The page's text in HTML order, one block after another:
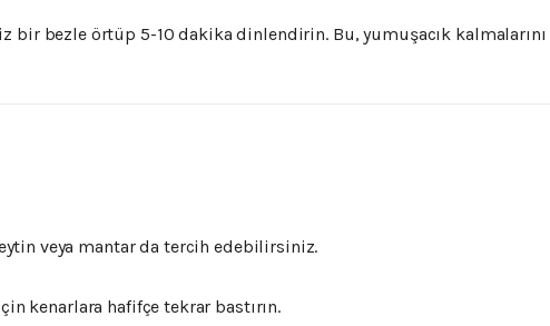
bir bezle örtüp 5-10dakikadinlendirin. Bu,yumuşacık kalmalarını
veya mantarda tercihedebilirsiniz.
kenarlara hafifçetekrar bastırın.